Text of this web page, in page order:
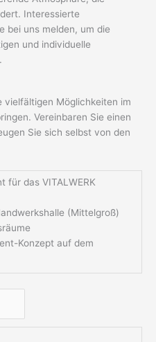
Interessierte
bei uns melden, um die
und individuelle
vielfältigen Möglichkeiten im
Vereinbaren Sie einen
Sie sich selbst von den
für das VITALWERK
(Mittelgroß)
Konzept auf dem